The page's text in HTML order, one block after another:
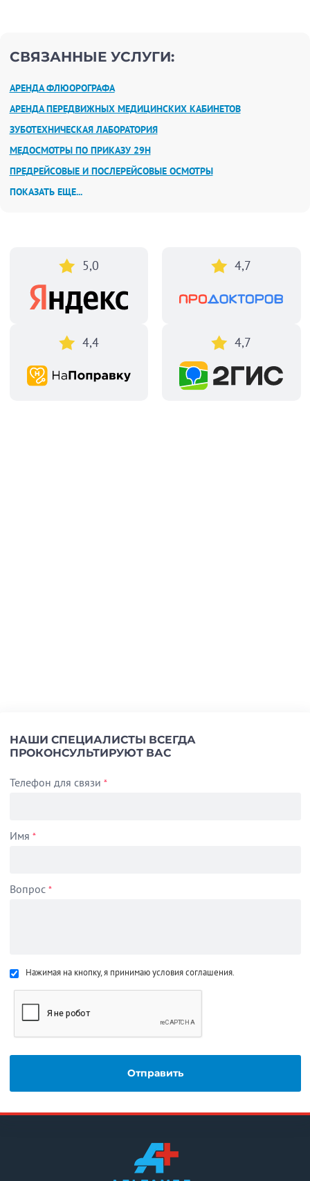
СВЯЗАННЫЕ УСЛУГИ:
АРЕНДА ФЛЮОРОГРАФА
АРЕНДА ПЕРЕДВИЖНЫХ МЕДИЦИНСКИХ КАБИНЕТОВ
ЗУБОТЕХНИЧЕСКАЯ ЛАБОРАТОРИЯ
МЕДОСМОТРЫ ПО ПРИКАЗУ 29Н
ПРЕДРЕЙСОВЫЕ И ПОСЛЕРЕЙСОВЫЕ ОСМОТРЫ
ПОКАЗАТЬ ЕЩЕ...
5,0 4,7
4,4 4,7
НАШИ СПЕЦИАЛИСТЫ ВСЕГДА
ПРОКОНСУЛЬТИРУЮТ ВАС
Телефон для связи *
Имя *
Вопрос *
Нажимая на кнопку, я принимаю условия соглашения.